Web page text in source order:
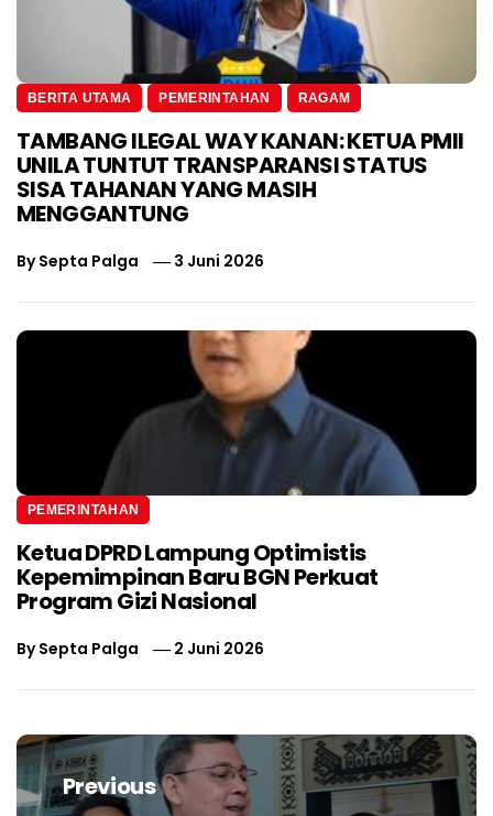
BERITA UTAMA PEMERINTAHAN RAGAM
TAMBANG ILEGAL WAY KANAN: KETUA PMII
UNILA TUNTUT TRANSPARANSI STATUS
SISA TAHANAN YANG MASIH
MENGGANTUNG
BySepta Palga 3 Juni 2026
PEMERINTAHAN
Ketua DPRD Lampung Optimistis
Kepemimpinan Baru BGN Perkuat
Program Gizi Nasional
BySepta Palga 2 Juni 2026
Navigasi
posPrevious